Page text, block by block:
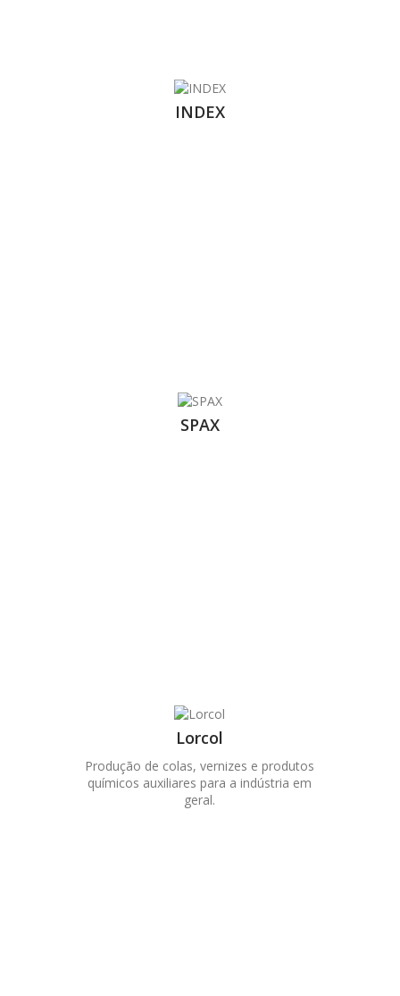
INDEX
SPAX
Lorcol
Produção de colas, vernizes e produtos
químicos auxiliares para a indústria em
geral.